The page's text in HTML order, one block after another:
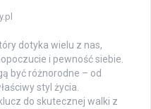
dotyka wielu z nas,
i pewność siebie.
być różnorodne – od
styl życia.
do skutecznej walki z